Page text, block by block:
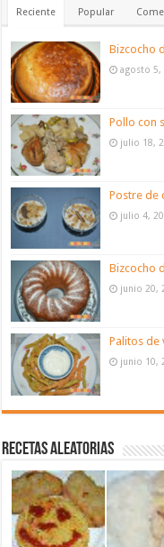
Reciente Popular
Bizcocho
agosto 5,
Pollo con
julio 18,
Postre de
julio 4,
Bizcocho
junio 20,
Palitos de
junio 10,
Recetas aleatorias